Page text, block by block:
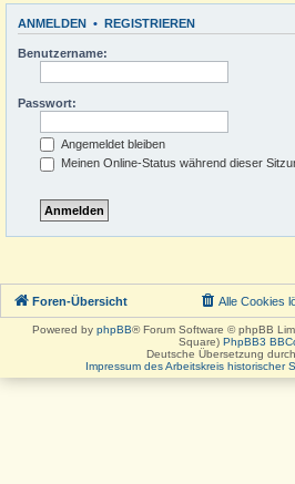
ANMELDEN • REGISTRIEREN
Benutzername:
Passwort:
Angemeldet bleiben
Meinen Online-Status während dieser
Foren-Übersicht Alle Cookies
Powered by phpBB® Forum Software © phpBB
Square) PhpBB3
Deutsche Übersetzung durch
Impressum des Arbeitskreis historischer